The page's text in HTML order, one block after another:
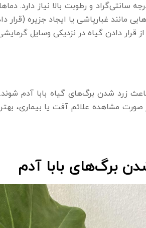
آدم به دماهای بین 15 تا 25 درجه سانتی‌گراد و رطوبت
مانند غبارپاشی یا ایجاد جزیره
دادن گیاه در نزدیکی وسایل
زرد شدن برگ‌های گیاه بابا آدم
مشاهده علائم آفت یا بیماری،
برگ‌های بابا آدم